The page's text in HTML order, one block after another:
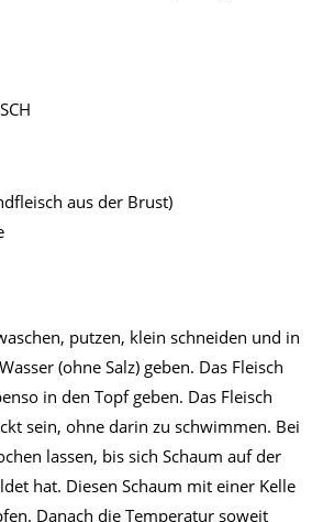
aus der Brust)
putzen, klein schneiden und in
(ohne Salz) geben. Das Fleisch
in den Topf geben. Das Fleisch
sein, ohne darin zu schwimmen. Bei
lassen, bis sich Schaum auf der
hat. Diesen Schaum mit einer Kelle
Danach die Temperatur soweit